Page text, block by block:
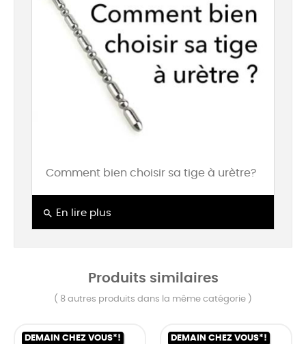
Comment bien choisir sa tige à urètre?
search En lire plus
Produits similaires
( 8 autres produits dans la même catégorie )
DEMAIN CHEZ VOUS*! DEMAIN CHEZ VOUS*!